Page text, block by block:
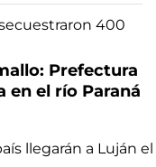
Prefectura
en el río Paraná